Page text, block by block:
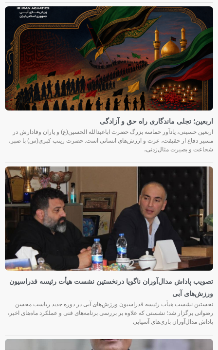
اربعین؛ تجلی ماندگاری راه حق و آزادگی
اربعین حسینی، یادآور حماسه بزرگ حضرت اباعبدالله الحسین(ع) و یاران وفادارش در
مسیر دفاع از حقیقت، عزت و ارزش‌های انسانی است. حضرت زینب کبری(س) با صبر،
شجاعت و بصیرت مثال‌زدنی،
تصویب پاداش مدال‌آوران ناگویا درنخستین نشست هیأت رئیسه فدراسیون
ورزش‌های آبی
نخستین نشست هیأت رئیسه فدراسیون ورزش‌های آبی در دوره جدید ریاست محسن
رضوانی برگزار شد؛ نشستی که علاوه بر بررسی برنامه‌های فنی و عملکرد ماه‌های اخیر،
پاداش مدال‌آوران بازی‌های آسیایی